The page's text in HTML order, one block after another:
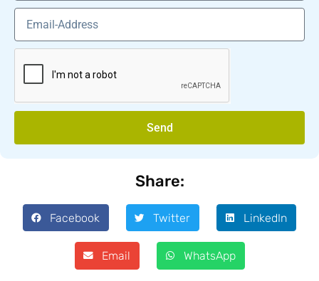
Send
Share:
Facebook Twitter LinkedIn
Email WhatsApp